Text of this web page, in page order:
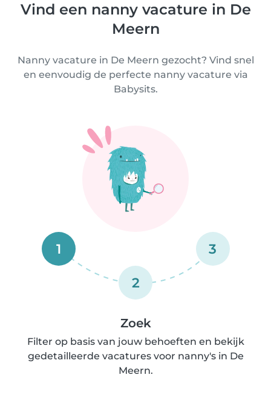
Vind een nanny vacature in De
Meern
Nanny vacature in De Meern gezocht? Vind snel
en eenvoudig de perfecte nanny vacature via
Babysits.
1
2
3
Zoek
Filter op basis van jouw behoeften en bekijk
gedetailleerde vacatures voor nanny's in De
Meern.